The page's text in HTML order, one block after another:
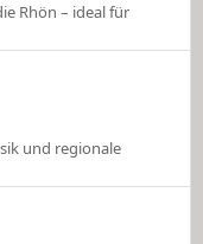
Rhön – ideal für
und regionale